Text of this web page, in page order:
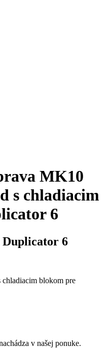
MK10
s chladiacim
6
Duplicator 6
blokom pre
v našej ponuke.